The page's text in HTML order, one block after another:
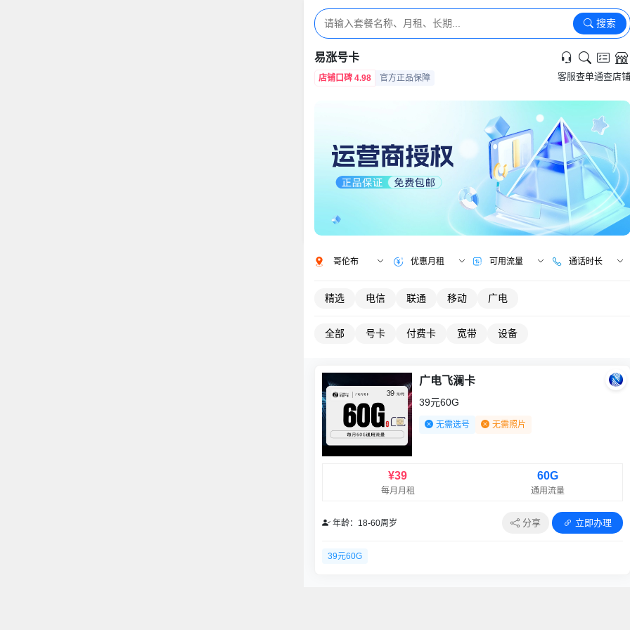
搜索
易涨号卡
店铺口碑 4.98 官方正品保障 客服查单通查店铺
哥伦布 优惠月租 可用流量 通话时长
精选 电信 联通 移动 广电
全部 号卡 付费卡 宽带 设备
广电飞澜卡
39元60G
无需选号 无需照片
¥39
每月月租
60G
通用流量
年龄：18-60周岁 分享 立即办理
39元60G